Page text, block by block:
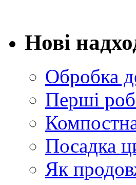
Нові
Обробка
Перші
Посадка
Як